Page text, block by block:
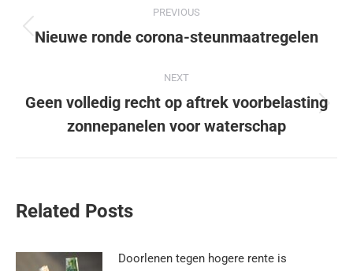
PREVIOUS
Nieuwe ronde corona-steunmaatregelen
NEXT
Geen volledig recht op aftrek voorbelasting
zonnepanelen voor waterschap
Related Posts
Doorlenen tegen hogere rente is